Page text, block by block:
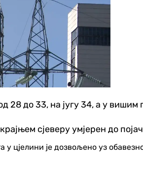
28 до 33, на југу 34, а у вишим
сјеверу умјерен до
у цјелини је дозвољено уз